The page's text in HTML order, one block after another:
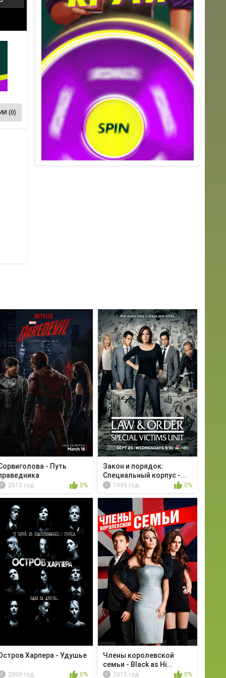
(0)
- Путь
2015 год 0%
Закон и порядок:
Специальный корпус -...
1999 год 0%
Харпера - Удушье
2009 год 0%
Члены королевской
семьи - Black as Hi...
2015 год 0%